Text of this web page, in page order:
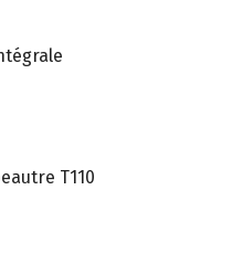
T110